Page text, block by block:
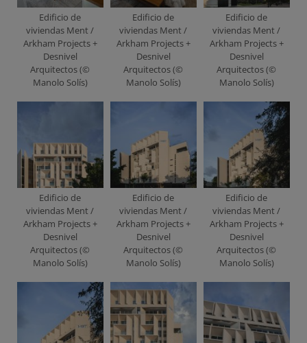
Edificio de
viviendas Ment /
Arkham Projects +
Desnivel
Arquitectos (©
Manolo Solís)
Edificio de
viviendas Ment /
Arkham Projects +
Desnivel
Arquitectos (©
Manolo Solís)
Edificio de
viviendas Ment /
Arkham Projects +
Desnivel
Arquitectos (©
Manolo Solís)
Edificio de
viviendas Ment /
Arkham Projects +
Desnivel
Arquitectos (©
Manolo Solís)
Edificio de
viviendas Ment /
Arkham Projects +
Desnivel
Arquitectos (©
Manolo Solís)
Edificio de
viviendas Ment /
Arkham Projects +
Desnivel
Arquitectos (©
Manolo Solís)